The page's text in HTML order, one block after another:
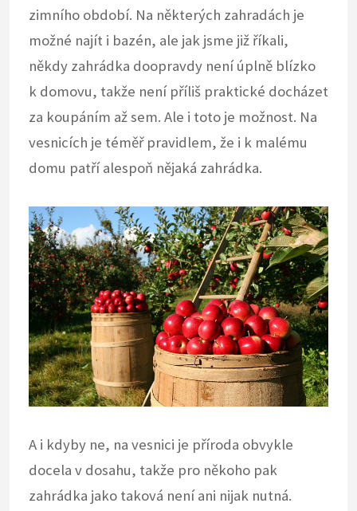
zimního období. Na některých zahradách je
možné najít i bazén, ale jak jsme již říkali,
někdy zahrádka doopravdy není úplně blízko
k domovu, takže není příliš praktické docházet
za koupáním až sem. Ale i toto je možnost. Na
vesnicích je téměř pravidlem, že i k malému
domu patří alespoň nějaká zahrádka.
A i kdyby ne, na vesnici je příroda obvykle
docela v dosahu, takže pro někoho pak
zahrádka jako taková není ani nijak nutná.